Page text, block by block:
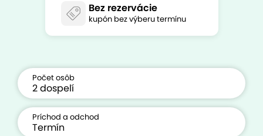
Bez rezervácie
kupón bez výberu termínu
Počet osôb
Príchod a odchod